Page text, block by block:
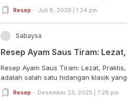
Resep Juli 8, 2026 | 1:24 pm
Sabaysa
Resep Ayam Saus Tiram:
Resep Ayam Saus Tiram: Lezat,
adalah salah satu hidangan klasik
Resep Desember 23, 2025 | 7:28 pm